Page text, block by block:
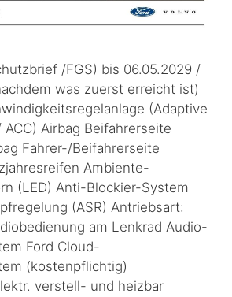
/FGS) bis 06.05.2029 /
was zuerst erreicht ist)
(Adaptive
Airbag Beifahrerseite
Fahrer-/Beifahrerseite
Ambiente-
(LED) Anti-Blockier-System
(ASR) Antriebsart:
am Lenkrad Audio-
Ford Cloud-
(kostenpflichtig)
verstell- und heizbar